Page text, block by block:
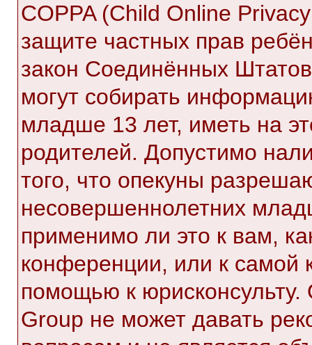
COPPA (Child Online
защите частных прав
закон Соединённых
могут собирать
младше 13 лет, иметь на
родителей. Допустимо
того, что опекуны
несовершеннолетних
применимо ли это к вам,
конференции, или к самой
помощью к
Group не может давать